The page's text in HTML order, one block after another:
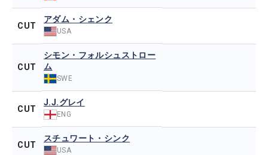
CUT
アダム・シェンク
USA
CUT
シモン・フォルシュストロー
ム
SWE
CUT
J.J.グレイ
ENG
CUT
スチュワート・シンク
USA